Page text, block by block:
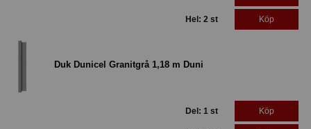
Hel: 2 st Köp
Duk Dunicel Granitgrå 1,18 m Duni
Del: 1 st Köp